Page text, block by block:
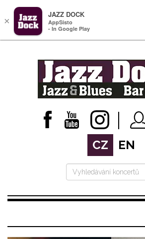
CZ EN
×
JAZZ DOCK
AppSisto
- In Google Play